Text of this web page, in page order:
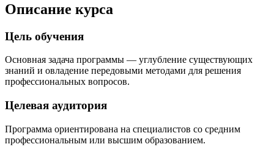
Описание курса
Цель обучения
Основная задача программы — углубление существующих
знаний и овладение передовыми методами для решения
профессиональных вопросов.
Целевая аудитория
Программа ориентирована на специалистов со средним
профессиональным или высшим образованием.